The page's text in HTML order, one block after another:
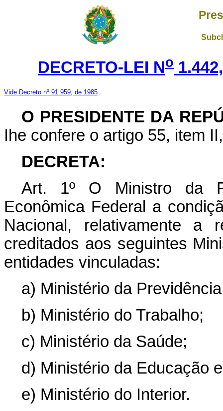
DECRETO-LEI No
Vide Decreto nº 91.959, de 1985
O PRESIDENTE DA
Ihe confere o artigo 55, item
DECRETA:
Art. 1º O Ministro da
Econômica Federal a
Nacional, relativamente a
creditados aos seguintes
entidades vinculadas:
a) Ministério da
b) Ministério do Trabalho;
c) Ministério da Saúde;
d) Ministério da Educação
e) Ministério do Interior.